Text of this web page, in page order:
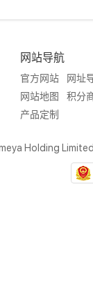
网站导航
官方网站
网址
网站地图
积分
产品定制
Holding